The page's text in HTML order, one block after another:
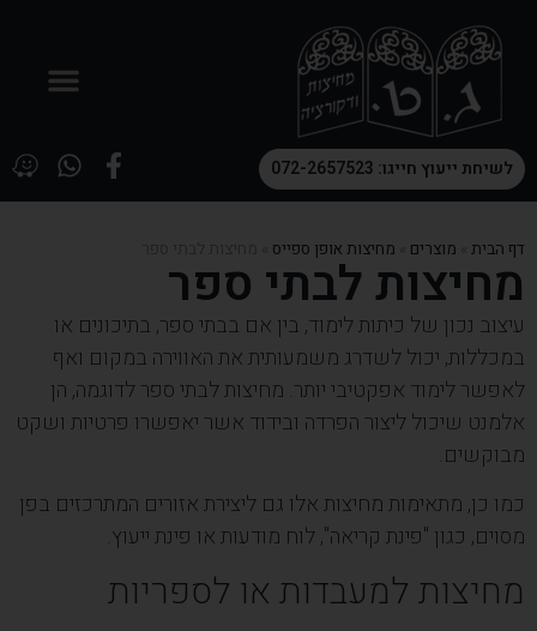
לשיחת ייעוץ חייגו: 072-2657523
דף הבית מוצרים מחיצות אופן ספייס
מחיצות לבתי ספר
עיצוב נכון של כיתות לימוד, בין אם בבתי ספר, בתיכונים או
במכללות, יכול לשדרג משמעותית את האווירה במקום ואף
לאפשר לימוד אפקטיבי יותר. מחיצות לבתי ספר לדוגמה, הן
אלמנט שיכול ליצור הפרדה ובידוד אשר יאפשרו פרטיות ושקט
מבוקשים.
כמו כן, מתאימות מחיצות אלו גם ליצירת אזורים המתרכזים בפן
מסוים, כגון "פינת קריאה", לוח מודעות או פינת ייעוץ.
מחיצות למעבדות או לספריות